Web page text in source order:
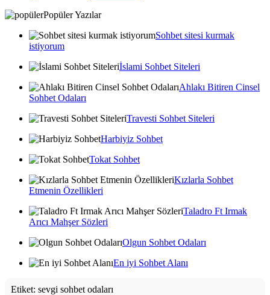
Popüler Yazılar
Sohbet sitesi kurmak
istiyorum
İslami Sohbet Siteleri
Ahlakı Bitiren Cinsel
Sohbet Odaları
Travesti Sohbet Siteleri
Harbiyiz Sohbet
Tokat Sohbet
Kızlarla Sohbet
Etmenin Özellikleri
Taladro Ft Irmak
Arıcı Mahşer Sözleri
Olgun Sohbet Odaları
En iyi Sohbet Alanı
Etiket: sevgi sohbet odaları